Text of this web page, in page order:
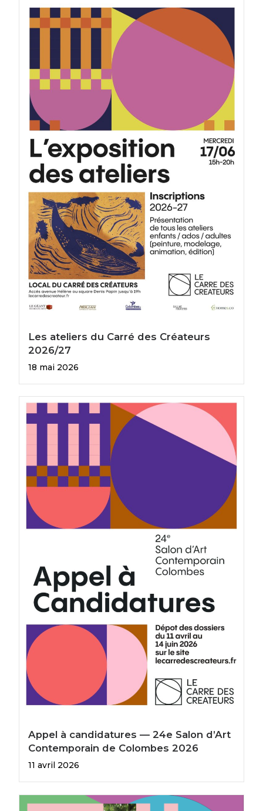
Les ateliers du Carré des Créateurs
2026/27
18 mai 2026
Appel à candidatures — 24e Salon d’Art
Contemporain de Colombes 2026
11 avril 2026